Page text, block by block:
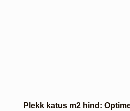
Plekk katus m2 hind: